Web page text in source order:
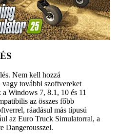
Nem kell hozzá
további szoftvereket
Windows 7, 8.1, 10 és 11
az összes főbb
ráadásul más típusú
az Euro Truck Simulatorral, a
Dangerousszel.